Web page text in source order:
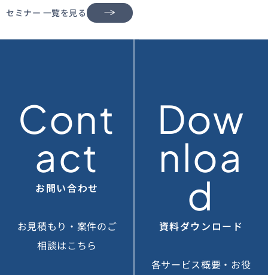
セミナー 一覧を見る
Cont
act
お問い合わせ
お見積もり・案件のご
相談はこちら
Dow
nloa
d
資料ダウンロード
各サービス概要・お役